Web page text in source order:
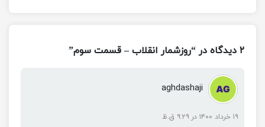
۲ دیدگاه در “روزشمار انقلاب – قسمت سوم”
aghdashaji
۱۹ خرداد ۱۴۰۰ در ۹:۲۹ ق.ظ